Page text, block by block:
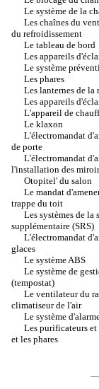
Le système de la
Les chaînes du
du refroidissement
Le tableau de bord
Les appareils
Le système
Les phares
Les lanternes de la
Les appareils
L'appareil de
Le klaxon
L'électromandat
de porte
L'électromandat
l'installation des
Otopitel' du salon
Le mandat
trappe du toit
Les systèmes de la
supplémentaire (SRS)
L'électromandat
glaces
Le système ABS
Le système de
(tempostat)
Le ventilateur du
climatiseur de l'air
Le système
Les purificateurs
et les phares